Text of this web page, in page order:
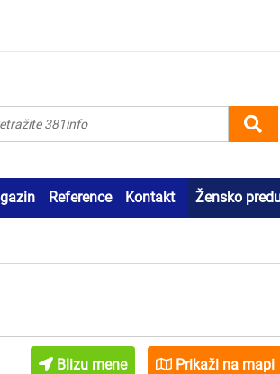
Reference Kontakt Žensko
Blizu mene Prikaži na mapi